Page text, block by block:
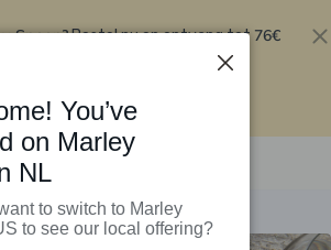
Spoon?Bestel nu en ontvang tot 76€
You’ve
on Marley
NL
to switch to Marley
to see our local offering?